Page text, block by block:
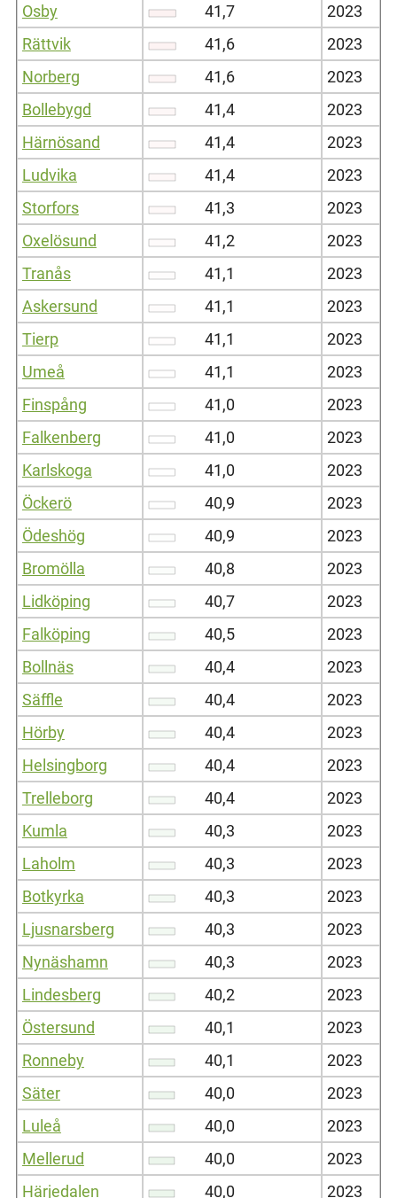
Osby
41,7
2023
Rättvik
41,6
2023
Norberg
41,6
2023
Bollebygd
41,4
2023
Härnösand
41,4
2023
Ludvika
41,4
2023
Storfors
41,3
2023
Oxelösund
41,2
2023
Tranås
41,1
2023
Askersund
41,1
2023
Tierp
41,1
2023
Umeå
41,1
2023
Finspång
41,0
2023
Falkenberg
41,0
2023
Karlskoga
41,0
2023
Öckerö
40,9
2023
Ödeshög
40,9
2023
Bromölla
40,8
2023
Lidköping
40,7
2023
Falköping
40,5
2023
Bollnäs
40,4
2023
Säffle
40,4
2023
Hörby
40,4
2023
Helsingborg
40,4
2023
Trelleborg
40,4
2023
Kumla
40,3
2023
Laholm
40,3
2023
Botkyrka
40,3
2023
Ljusnarsberg
40,3
2023
Nynäshamn
40,3
2023
Lindesberg
40,2
2023
Östersund
40,1
2023
Ronneby
40,1
2023
Säter
40,0
2023
Luleå
40,0
2023
Mellerud
40,0
2023
Härjedalen
40,0 2023